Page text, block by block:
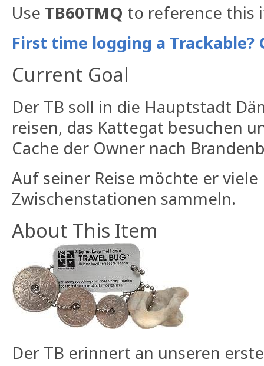
Use TB60TMQ to reference this
First time logging a Trackable?
Current Goal
Der TB soll in die Hauptstadt
reisen, das Kattegat besuchen
Cache der Owner nach
Auf seiner Reise möchte er
Zwischenstationen sammeln.
About This Item
Der TB erinnert an unseren